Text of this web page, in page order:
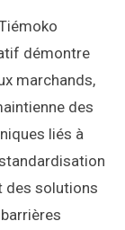
démontre
marchands,
des
liés à
des solutions